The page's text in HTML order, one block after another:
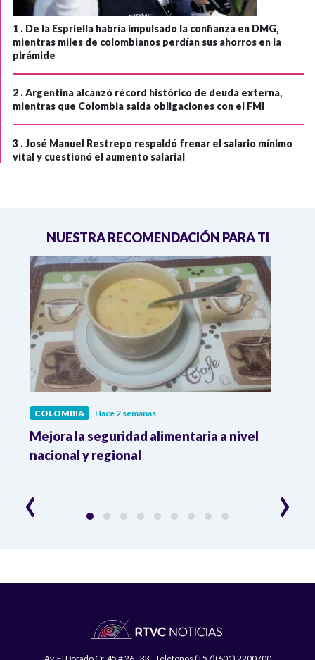
1 . De la Espriella habría impulsado la confianza en DMG,
mientras miles de colombianos perdían sus ahorros en la
pirámide
2 .Argentina alcanzó récord histórico de deuda externa,
mientras que Colombia salda obligaciones con el FMI
3 .José Manuel Restrepo respaldó frenar el salario mínimo
vital y cuestionó el aumento salarial
NUESTRA RECOMENDACIÓN PARA TI
COLOMBIA Hace 2 semanas
Mejora la seguridad alimentaria a nivel
nacional y regional
‹ ›